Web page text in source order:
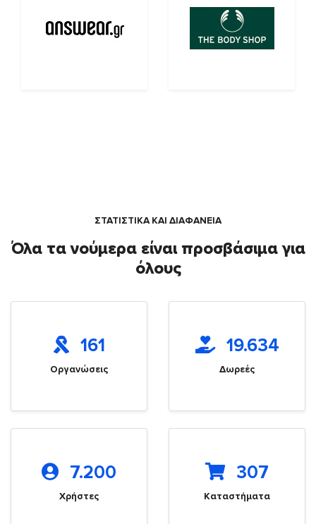
ΣΤΑΤΙΣΤΙΚΑ ΚΑΙ ΔΙΑΦΑΝΕΙΑ
Όλα τα νούμερα είναι προσβάσιμα για
όλους
161
Οργανώσεις
19.634
Δωρεές
7.200
Χρήστες
307
Καταστήματα